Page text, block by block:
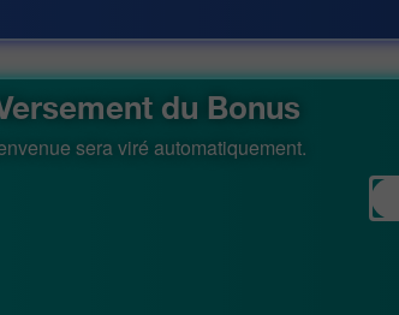
du Bonus
sera viré automatiquement.